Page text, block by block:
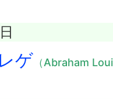
ゲ （Abraham